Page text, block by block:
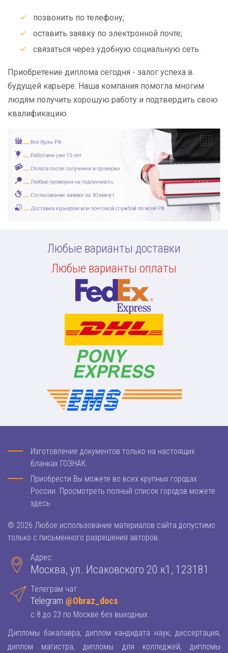
позвонить по телефону;
оставить заявку по электронной почте;
связаться через удобную социальную сеть.
Приобретение диплома сегодня - залог успеха в
будущей карьере. Наша компания помогла многим
людям получить хорошую работу и подтвердить свою
квалификацию.
Любые варианты доставки
Любые варианты оплаты
Изготовление документов только на настоящих
бланках ГОЗНАК.
Приобрести Вы можете во всех крупных городах
России. Просмотреть полный список городов можете
здесь
© 2026 Любое использование материалов сайта допустимо
только с письменного разрешения авторов.
Адрес:
Москва, ул. Исаковского 20 к1, 123181
Телеграм чат
Telegram @Obraz_docs
с 8 до 23 по Москве без выходных
Дипломы бакалавра, диплом кандидата наук, диссертация,
диплом магистра, дипломы для колледжей, дипломы